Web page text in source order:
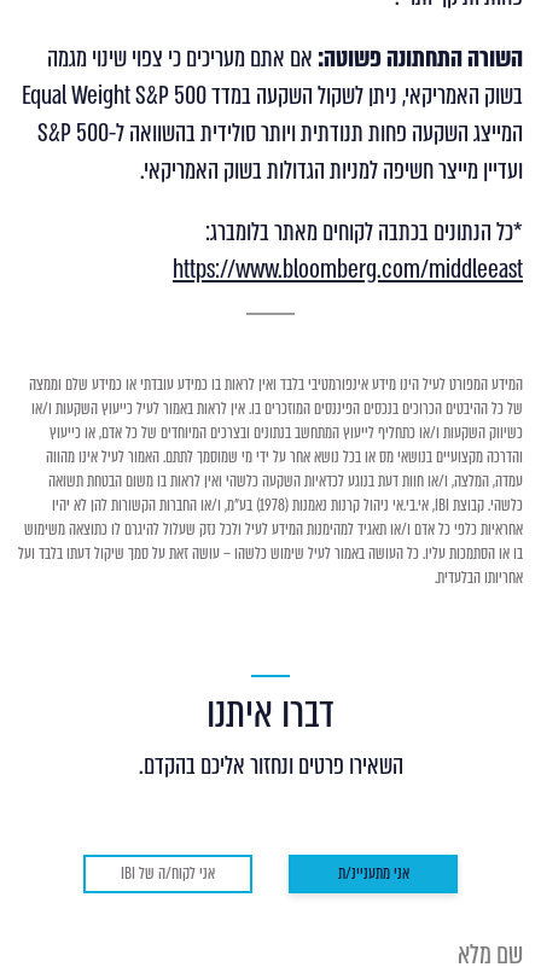
השורה התחתונה פשוטה: אם אתם מעריכים כי צפוי שינוי מגמה
בשוק האמריקאי, ניתן לשקול השקעה במדד Equal Weight S&P 500
המייצג השקעה פחות תנודתית ויותר סולידית בהשוואה ל-S&P 500
ועדיין מייצר חשיפה למניות הגדולות בשוק האמריקאי.
*כל הנתונים בכתבה לקוחים מאתר בלומברג:
https://www.bloomberg.com/middleeast
המידע המפורט לעיל הינו מידע אינפורמטיבי בלבד ואין לראות בו כמידע עובדתי או כמידע שלם וממצה
של כל ההיבטים הכרוכים בנכסים הפיננסים המוזכרים בו. אין לראות באמור לעיל כייעוץ השקעות ו/או
כשיווק השקעות ו/או כתחליף לייעוץ המתחשב בנתונים ובצרכים המיוחדים של כל אדם, או כייעוץ
והדרכה מקצועיים בנושאי מס או בכל נושא אחר על ידי מי שמוסמך לתתם. האמור לעיל אינו מהווה
עמדה, המלצה, ו/או חוות דעת בנוגע לכדאיות השקעה כלשהי ואין לראות בו משום הבטחת תשואה
כלשהי. קבוצת IBI, אי.בי.אי ניהול קרנות נאמנות (1978) בע"מ, ו/או החברות הקשורות להן לא יהיו
אחראיות כלפי כל אדם ו/או תאגיד למהימנות המידע לעיל ולכל נזק שעלול להיגרם לו כתוצאה משימוש
בו או הסתמכות עליו. כל העושה באמור לעיל שימוש כלשהו – עושה זאת על סמך שיקול דעתו בלבד ועל
אחריותו הבלעדית.
דברו איתנו
השאירו פרטים ונחזור אליכם בהקדם.
אני מתעניינ/ת אני לקוח/ה של IBI
שם